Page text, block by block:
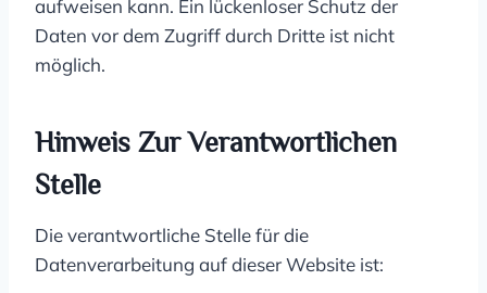
aufweisen kann. Ein lückenloser Schutz der
Daten vor dem Zugriff durch Dritte ist nicht
möglich.
Hinweis Zur Verantwortlichen
Stelle
Die verantwortliche Stelle für die
Datenverarbeitung auf dieser Website ist: